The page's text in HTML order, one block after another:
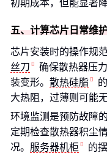
初期成本，但能显著
五、计算芯片日常维
芯片安装时的操作规
丝刀
确保散热器压
装变形。 散热硅脂
大热阻，过薄则可能
环境监测是预防故障
定期检查散热器积尘
况。 服务器机柜
的